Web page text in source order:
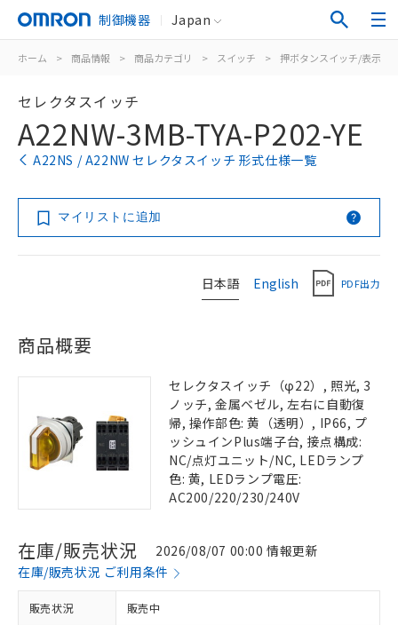
制御機器 Japan
ホーム > 商品情報 > 商品カテゴリ > スイッチ > 押ボタンスイッチ/表示灯
セレクタスイッチ
A22NW-3MB-TYA-P202-YE
A22NS / A22NW セレクタスイッチ 形式仕様一覧
マイリストに追加
日本語 English PDF出力
商品概要
セレクタスイッチ（φ22）, 照光, 3
ノッチ, 金属ベゼル, 左右に自動復
帰, 操作部色: 黄（透明）, IP66, プ
ッシュインPlus端子台, 接点構成:
NC/点灯ユニット/NC, LEDランプ
色: 黄, LEDランプ電圧:
AC200/220/230/240V
在庫/販売状況
2026/08/07 00:00 情報更新
在庫/販売状況 ご利用条件
販売状況 販売中